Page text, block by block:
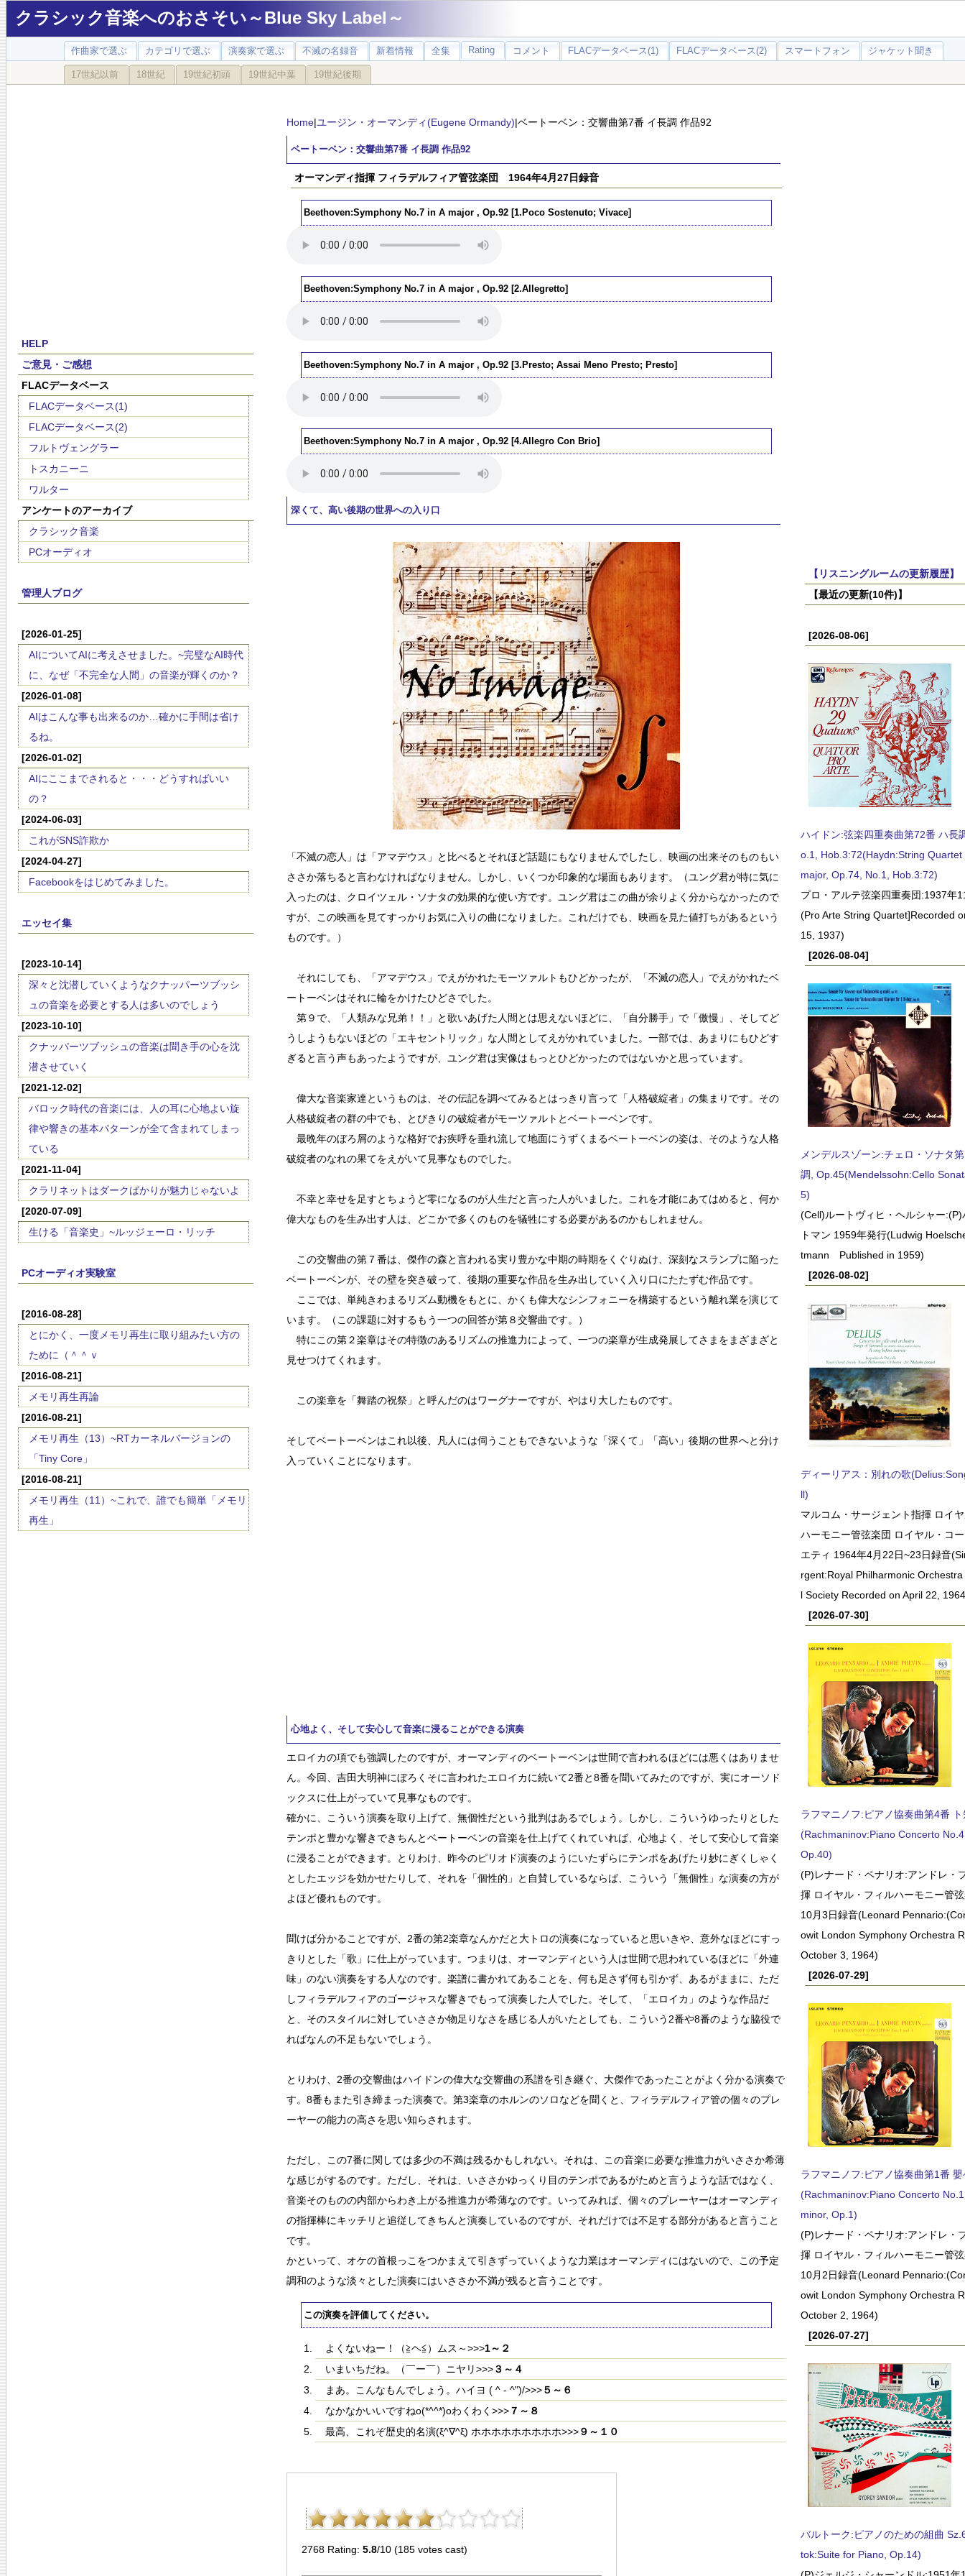
クラシック音楽へのおさそい～Blue Sky Label～
作曲家で選ぶ カテゴリで選ぶ 演奏家で選ぶ 不滅の名録音 新着情報 全集 Rating コメント FLACデータベース(1) FLACデータベース(2) スマートフォン ジャケット聞き
17世紀以前 18世紀 19世紀初頭 19世紀中葉 19世紀後期
HELP
ご意見・ご感想
FLACデータベース
FLACデータベース(1)
FLACデータベース(2)
フルトヴェングラー
トスカニーニ
ワルター
アンケートのアーカイブ
クラシック音楽
PCオーディオ
管理人ブログ
[2026-01-25]
AIについてAIに考えさせました。~完璧なAI時代
に、なぜ「不完全な人間」の音楽が輝くのか？
[2026-01-08]
AIはこんな事も出来るのか…確かに手間は省け
るね。
[2026-01-02]
AIにここまでされると・・・どうすればいい
の？
[2024-06-03]
これがSNS詐欺か
[2024-04-27]
Facebookをはじめてみました。
エッセイ集
[2023-10-14]
深々と沈潜していくようなクナッパーツブッシ
ュの音楽を必要とする人は多いのでしょう
[2023-10-10]
クナッパーツブッシュの音楽は聞き手の心を沈
潜させていく
[2021-12-02]
バロック時代の音楽には、人の耳に心地よい旋
律や響きの基本パターンが全て含まれてしまっ
ている
[2021-11-04]
クラリネットはダークばかりが魅力じゃないよ
[2020-07-09]
生ける「音楽史」~ルッジェーロ・リッチ
PCオーディオ実験室
[2016-08-28]
とにかく、一度メモリ再生に取り組みたい方の
ために（＾＾ｖ
[2016-08-21]
メモリ再生再論
[2016-08-21]
メモリ再生（13）~RTカーネルバージョンの
「Tiny Core」
[2016-08-21]
メモリ再生（11）~これで、誰でも簡単「メモリ
再生」
Home|ユージン・オーマンディ(Eugene Ormandy)|ベートーベン：交響曲第7番 イ長調 作品92
ベートーベン：交響曲第7番 イ長調 作品92
オーマンディ指揮 フィラデルフィア管弦楽団 1964年4月27日録音
Beethoven:Symphony No.7 in A major , Op.92 [1.Poco Sostenuto; Vivace]
Beethoven:Symphony No.7 in A major , Op.92 [2.Allegretto]
Beethoven:Symphony No.7 in A major , Op.92 [3.Presto; Assai Meno Presto; Presto]
Beethoven:Symphony No.7 in A major , Op.92 [4.Allegro Con Brio]
深くて、高い後期の世界への入り口
「不滅の恋人」は「アマデウス」と比べるとそれほど話題にもなりませんでしたし、映画の出来そのものもい
ささか落ちると言わなければなりません。しかし、いくつか印象的な場面もあります。（ユング君が特に気に
入ったのは、クロイツェル・ソナタの効果的な使い方です。ユング君はこの曲が余りよく分からなかったので
すが、この映画を見てすっかりお気に入りの曲になりました。これだけでも、映画を見た値打ちがあるという
ものです。）
それにしても、「アマデウス」でえがかれたモーツァルトもひどかったが、「不滅の恋人」でえがかれたベ
ートーベンはそれに輪をかけたひどさでした。
第９で、「人類みな兄弟！！」と歌いあげた人間とは思えないほどに、「自分勝手」で「傲慢」、そしてど
うしようもないほどの「エキセントリック」な人間としてえがかれていました。一部では、あまりにもひどす
ぎると言う声もあったようですが、ユング君は実像はもっとひどかったのではないかと思っています。
偉大な音楽家達というものは、その伝記を調べてみるとはっきり言って「人格破綻者」の集まりです。その
人格破綻者の群の中でも、とびきりの破綻者がモーツァルトとベートーベンです。
最晩年のぼろ屑のような格好でお疾呼を垂れ流して地面にうずくまるベートーベンの姿は、そのような人格
破綻者のなれの果てをえがいて見事なものでした。
不幸と幸せを足すとちょうど零になるのが人生だと言った人がいました。これを才能にあてはめると、何か
偉大なものを生み出す人は、どこかで多くのものを犠牲にする必要があるのかもしれません。
この交響曲の第７番は、傑作の森と言われる実り豊かな中期の時期をくぐりぬけ、深刻なスランプに陥った
ベートーベンが、その壁を突き破って、後期の重要な作品を生み出していく入り口にたたずむ作品です。
ここでは、単純きわまるリズム動機をもとに、かくも偉大なシンフォニーを構築するという離れ業を演じて
います。（この課題に対するもう一つの回答が第８交響曲です。）
特にこの第２楽章はその特徴のあるリズムの推進力によって、一つの楽章が生成発展してさまをまざまざと
見せつけてくれます。
この楽章を「舞踏の祝祭」と呼んだのはワーグナーですが、やはり大したものです。
そしてベートーベンはこれ以後、凡人には伺うこともできないような「深くて」「高い」後期の世界へと分け
入っていくことになります。
心地よく、そして安心して音楽に浸ることができる演奏
エロイカの項でも強調したのですが、オーマンディのベートーベンは世間で言われるほどには悪くはありませ
ん。今回、吉田大明神にぼろくそに言われたエロイカに続いて2番と8番を聞いてみたのですが、実にオーソド
ックスに仕上がっていて見事なものです。
確かに、こういう演奏を取り上げて、無個性だという批判はあるでしょう。しかし、こういうゆったりとした
テンポと豊かな響きできちんとベートーベンの音楽を仕上げてくれていれば、心地よく、そして安心して音楽
に浸ることができます。とりわけ、昨今のピリオド演奏のようにいたずらにテンポをあげたり妙にぎくしゃく
としたエッジを効かせたりして、それを「個性的」と自賛しているならば、こういう「無個性」な演奏の方が
よほど優れものです。
聞けば分かることですが、2番の第2楽章なんかだと大トロの演奏になっていると思いきや、意外なほどにすっ
きりとした「歌」に仕上がっています。つまりは、オーマンディという人は世間で思われているほどに「外連
味」のない演奏をする人なのです。楽譜に書かれてあることを、何も足さず何も引かず、あるがままに、ただ
しフィラデルフィアのゴージャスな響きでもって演奏した人でした。そして、「エロイカ」のような作品だ
と、そのスタイルに対していささか物足りなさを感じる人がいたとしても、こういう2番や8番のような脇役で
ればなんの不足もないでしょう。
とりわけ、2番の交響曲はハイドンの偉大な交響曲の系譜を引き継ぐ、大傑作であったことがよく分かる演奏で
す。8番もまた引き締まった演奏で。第3楽章のホルンのソロなどを聞くと、フィラデルフィア管の個々のプレ
ーヤーの能力の高さを思い知らされます。
ただし、この7番に関しては多少の不満は残るかもしれない。それは、この音楽に必要な推進力がいささか希薄
な感じがするのです。ただし、それは、いささかゆっくり目のテンポであるがためと言うような話ではなく、
音楽そのものの内部からわき上がる推進力が希薄なのです。いってみれば、個々のプレーヤーはオーマンディ
の指揮棒にキッチリと追従してきちんと演奏しているのですが、それだけでは不足する部分があると言うこと
です。
かといって、オケの首根っこをつかまえて引きずっていくような力業はオーマンディにはないので、この予定
調和のような淡々とした演奏にはいささか不満が残ると言うことです。
この演奏を評価してください。
よくないねー！（≧ヘ≦）ムス～>>>1～２
いまいちだね。（￣ー￣）ニヤリ>>>３～４
まあ。こんなもんでしょう。ハイヨ ( ^ - ^")/>>>５～６
なかなかいいですねo(*^^*)oわくわく>>>７～８
最高、これぞ歴史的名演(ξ^∇^ξ) ホホホホホホホホホ>>>９～１０
2768 Rating: 5.8/10 (185 votes cast)
【リスニングルームの更新履歴】
【最近の更新(10件)】
[2026-08-06]
ハイドン:弦楽四重奏曲第72番 ハ長
o.1, Hob.3:72(Haydn:String Quartet
major, Op.74, No.1, Hob.3:72)
プロ・アルテ弦楽四重奏団:1937年
(Pro Arte String Quartet]Recorded
15, 1937)
[2026-08-04]
メンデルスゾーン:チェロ・ソナタ
調, Op.45(Mendelssohn:Cello
5)
(Cell)ルートヴィヒ・ヘルシャー
トマン 1959年発行(Ludwig
tmann Published in 1959)
[2026-08-02]
ディーリアス：別れの歌
ll)
マルコム・サージェント指揮 ロイ
ハーモニー管弦楽団 ロイヤル・コ
エティ 1964年4月22日~23日録音
rgent:Royal Philharmonic
l Society Recorded on April 22,
[2026-07-30]
ラフマニノフ:ピアノ協奏曲第4番
(Rachmaninov:Piano Concerto
Op.40)
(P)レナード・ペナリオ:アンドレ・
揮 ロイヤル・フィルハーモニー管
10月3日録音(Leonard
owit London Symphony Orchestra
October 3, 1964)
[2026-07-29]
ラフマニノフ:ピアノ協奏曲第1番
(Rachmaninov:Piano Concerto
minor, Op.1)
(P)レナード・ペナリオ:アンドレ・
揮 ロイヤル・フィルハーモニー管
10月2日録音(Leonard
owit London Symphony Orchestra
October 2, 1964)
[2026-07-27]
バルトーク:ピアノのための組曲
tok:Suite for Piano, Op.14)